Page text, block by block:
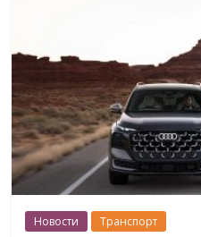
Новости Транспорт